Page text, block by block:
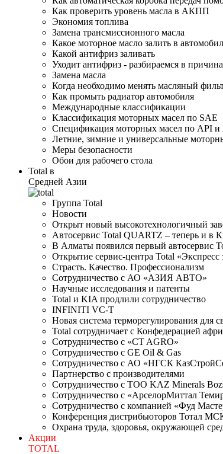
Как проверить уровень масла в АКПП
Экономия топлива
Замена трансмиссионного масла
Какое моторное масло залить в
Какой антифриз заливать
Уходит антифриз - разбираемся в
Замена масла
Когда необходимо менять масляный
Как промыть радиатор автомобиля
Международные классификации
Классификация моторных масел по SAE
Спецификация моторных масел по API и
Летние, зимние и универсальные
Меры безопасности
Обои для рабочего стола
Total в
Средней Азии
Группа Total
Новости
Открыт новый высокотехнологичный
Автосервис Total QUARTZ – теперь и в
В Алматы появился первый автосервис
Открытие сервис-центра Total «Экспресс
Cтрасть. Качество. Профессионализм
Сотрудничество с АО «АЗИЯ АВТО»
Научные исследования и патенты
Total и KIA продлили сотрудничество
INFINITI VC-T
Новая система терморегулирования
Total сотрудничает с Конфедерацией
Сотрудничество с «CT AGRO»
Сотрудничество c GE Oil & Gas
Сотрудничество с АО «НГСК
Партнерство с производителями
Сотрудничество с ТОО KAZ Minerals
Сотрудничество с «АрселорМиттал
Сотрудничество с компанией «Фуд
Конференция дистрибьюторов Тотал
Охрана труда, здоровья, окружающей
Акции
TOTAL